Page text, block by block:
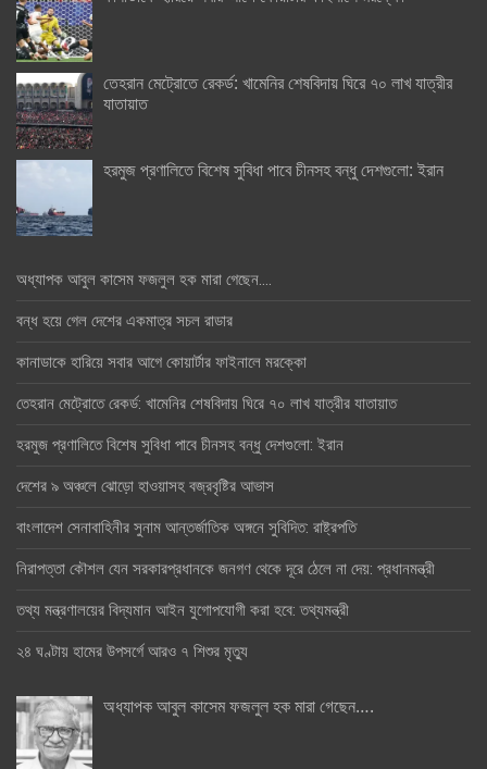
তেহরান মেট্রোতে রেকর্ড: খামেনির শেষবিদায় ঘিরে ৭০ লাখ যাত্রীর
যাতায়াত
হরমুজ প্রণালিতে বিশেষ সুবিধা পাবে চীনসহ বন্ধু দেশগুলো: ইরান
অধ্যাপক আবুল কাসেম ফজলুল হক মারা গেছেন….
বন্ধ হয়ে গেল দেশের একমাত্র সচল রাডার
কানাডাকে হারিয়ে সবার আগে কোয়ার্টার ফাইনালে মরক্কো
তেহরান মেট্রোতে রেকর্ড: খামেনির শেষবিদায় ঘিরে ৭০ লাখ যাত্রীর যাতায়াত
হরমুজ প্রণালিতে বিশেষ সুবিধা পাবে চীনসহ বন্ধু দেশগুলো: ইরান
দেশের ৯ অঞ্চলে ঝোড়ো হাওয়াসহ বজ্রবৃষ্টির আভাস
বাংলাদেশ সেনাবাহিনীর সুনাম আন্তর্জাতিক অঙ্গনে সুবিদিত: রাষ্ট্রপতি
নিরাপত্তা কৌশল যেন সরকারপ্রধানকে জনগণ থেকে দূরে ঠেলে না দেয়: প্রধানমন্ত্রী
তথ্য মন্ত্রণালয়ের বিদ্যমান আইন যুগোপযোগী করা হবে: তথ্যমন্ত্রী
২৪ ঘণ্টায় হামের উপসর্গে আরও ৭ শিশুর মৃত্যু
অধ্যাপক আবুল কাসেম ফজলুল হক মারা গেছেন….